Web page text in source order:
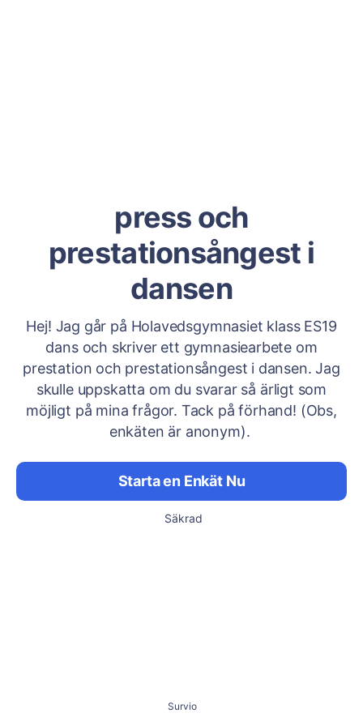
press och
prestationsångest i
dansen
Hej! Jag går på Holavedsgymnasiet klass ES19
dans och skriver ett gymnasiearbete om
prestation och prestationsångest i dansen. Jag
skulle uppskatta om du svarar så ärligt som
möjligt på mina frågor. Tack på förhand! (Obs,
enkäten är anonym).
Starta en Enkät Nu
Säkrad
Survio